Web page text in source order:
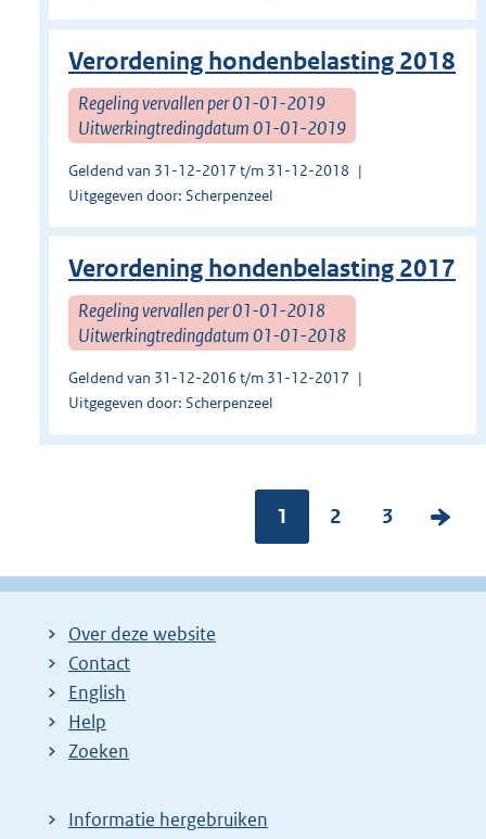
Verordening hondenbelasting 2018
Regeling vervallen per 01-01-2019
Uitwerkingtredingdatum 01-01-2019
Geldend van 31-12-2017 t/m 31-12-2018
Uitgegeven door: Scherpenzeel
Verordening hondenbelasting 2017
Regeling vervallen per 01-01-2018
Uitwerkingtredingdatum 01-01-2018
Geldend van 31-12-2016 t/m 31-12-2017
Uitgegeven door: Scherpenzeel
Pagina:
1
P
g
2
P
g
3
V
l
Over deze website
Contact
English
Help
Zoeken
Informatie hergebruiken